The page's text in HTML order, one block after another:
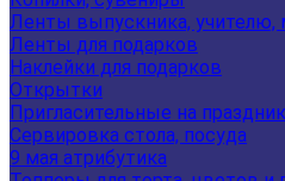
Ленты выпускника, учителю,
Ленты для подарков
Наклейки для подарков
Открытки
Пригласительные на праздник
Сервировка стола, посуда
9 мая атрибутика